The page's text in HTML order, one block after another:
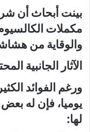
بينت أبحاث أن
مكملات
والوقاية من
الآثار الجانبية
ورغم الفوائد
يوميا، فإن له بعض
لها: